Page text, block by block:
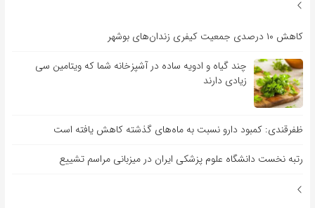
کاهش ۱۰ درصدی جمعیت کیفری زندان‌های بوشهر
چند گیاه و ادویه ساده در آشپزخانه شما که ویتامین سی
زیادی دارند
ظفرقندی: کمبود دارو نسبت به ماه‌های گذشته کاهش یافته است
رتبه نخست دانشگاه علوم پزشکی ایران در میزبانی مراسم تشییع